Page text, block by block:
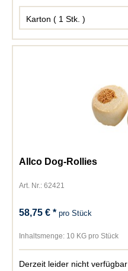
Allco Dog-Rollies
Art. Nr.: 62421
58,75 € *pro Stück
Inhaltsmenge: 10 KG pro Stück
Derzeit leider nicht verfügbar